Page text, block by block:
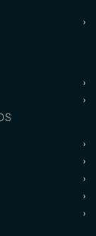
›
›
›
›
›
›
›
›